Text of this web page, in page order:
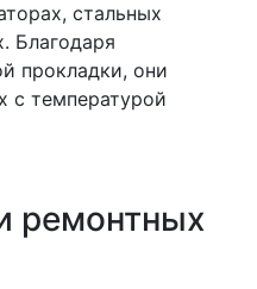
стальных
Благодаря
прокладки, они
с температурой
ремонтных